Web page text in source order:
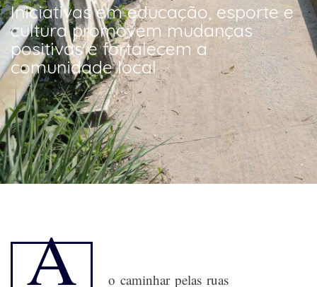
Iniciativas em educação, esporte e
cultura promovem mudanças
positivas e fortalecem a
comunidade local
A o caminhar pelas ruas